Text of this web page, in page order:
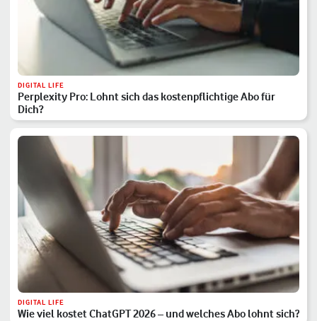
DIGITAL LIFE
Perplexity Pro: Lohnt sich das kostenpflichtige Abo für
Dich?
DIGITAL LIFE
Wie viel kostet ChatGPT 2026 – und welches Abo lohnt sich?